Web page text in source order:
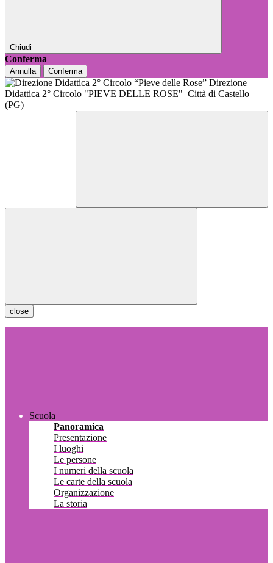
Chiudi
Conferma
Annulla Conferma
Direzione
Didattica 2° Circolo "PIEVE DELLE ROSE" Città di Castello
(PG)
close
Scuola
Panoramica
Presentazione
I luoghi
Le persone
I numeri della scuola
Le carte della scuola
Organizzazione
La storia